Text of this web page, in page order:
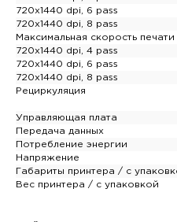
720x1440 dpi, 6 pass
720x1440 dpi, 8 pass
Максимальная скорость
720x1440 dpi, 4 pass
720x1440 dpi, 6 pass
720x1440 dpi, 8 pass
Рециркуляция
Управляющая плата
Передача данных
Потребление энергии
Напряжение
Габариты принтера / с
Вес принтера / с упаковкой
существенно
🔥 Это даёт возможность
качества. В итоге ваш ДТФ-принтер
окупаетсябыстрее, а бизнес сразу
выходитв конкурентную позицию
НИЗКАЯ СЕБЕСТОИМОСТЬ
ПЕЧАТИ